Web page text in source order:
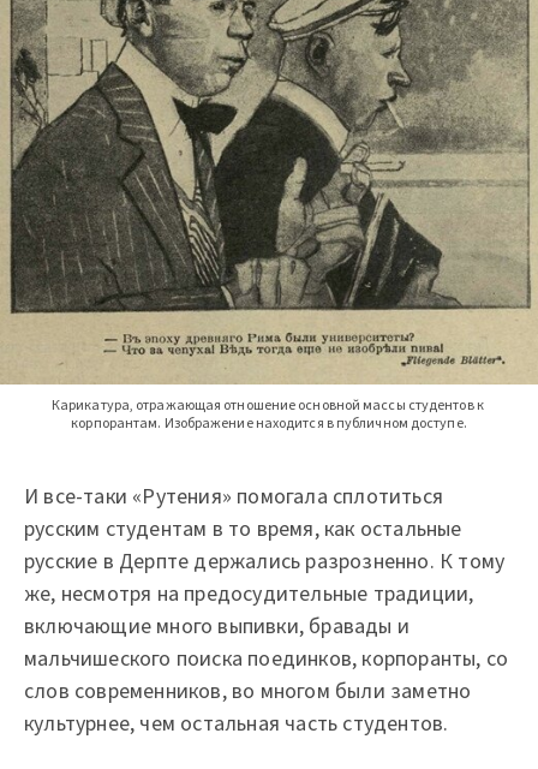
Карикатура, отражающая отношение основной массы студентов к
корпорантам. Изображение находится в публичном доступе.
И все-таки «Рутения» помогала сплотиться
русским студентам в то время, как остальные
русские в Дерпте держались разрозненно. К тому
же, несмотря на предосудительные традиции,
включающие много выпивки, бравады и
мальчишеского поиска поединков, корпоранты, со
слов современников, во многом были заметно
культурнее, чем остальная часть студентов.